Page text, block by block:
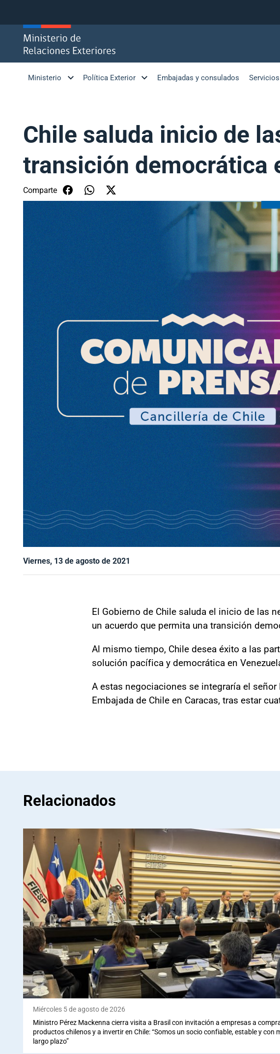
Ministerio Política Exterior Embajadas y consulados
Chile saluda inicio de
transición democrática
Comparte
Viernes, 13 de agosto de 2021
El Gobierno de Chile saluda el inicio de las
un acuerdo que permita una transición
Al mismo tiempo, Chile desea éxito a las
solución pacífica y democrática en
A estas negociaciones se integraría el
Embajada de Chile en Caracas, tras estar
Relacionados
Miércoles 5 de agosto de 2026
Ministro Pérez Mackenna cierra visita a Brasil con invitación a empresas a
productos chilenos y a invertir en Chile: “Somos un socio confiable, estable y con
largo plazo”